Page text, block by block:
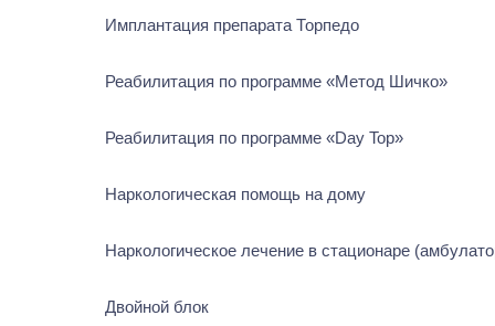
Имплантация препарата Торпедо
Реабилитация по программе «Метод Шичко»
Реабилитация по программе «Day Top»
Наркологическая помощь на дому
Наркологическое лечение в стационаре
Двойной блок